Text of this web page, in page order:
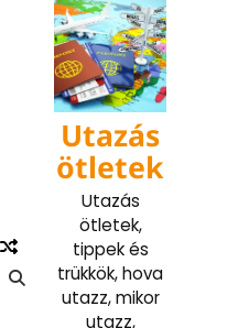
content
Utazás
ötletek
Utazás
ötletek,
tippek és
trükkök, hova
utazz, mikor
utazz,